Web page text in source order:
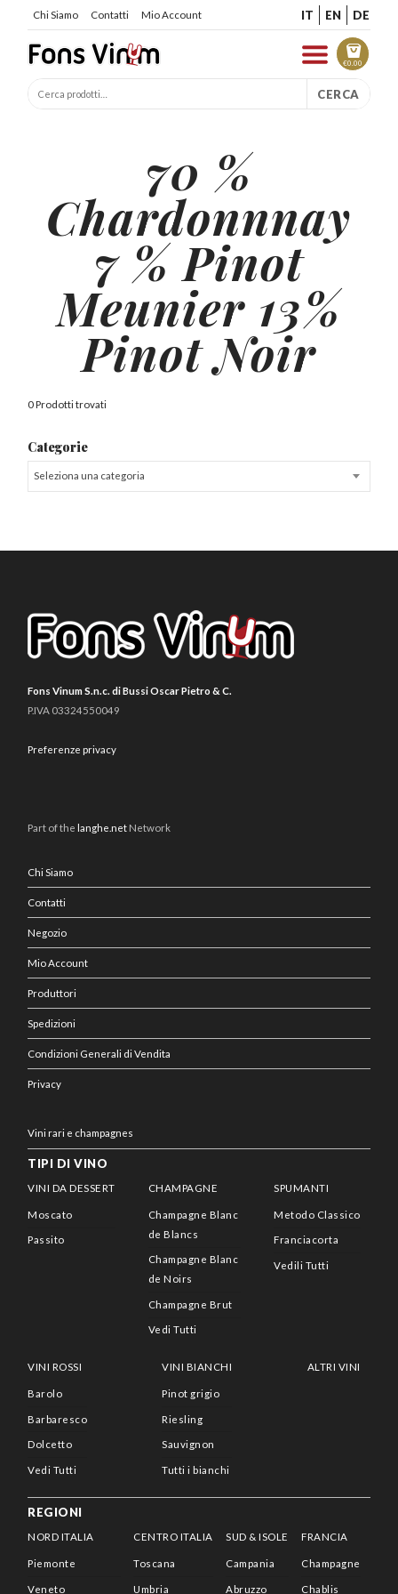
Chi Siamo Contatti Mio Account IT EN DE
€0.00
CERCA
70 %
Chardonnnay
7 % Pinot
Meunier 13%
Pinot Noir
0 Prodotti trovati
Categorie
Seleziona una categoria
Fons Vinum S.n.c. di Bussi Oscar Pietro & C.
P.IVA 03324550049
Preferenze privacy
Part of the langhe.net Network
Chi Siamo
Contatti
Negozio
Mio Account
Produttori
Spedizioni
Condizioni Generali di Vendita
Privacy
Vini rari e champagnes
TIPI DI VINO
VINI DA DESSERT
Moscato
Passito
CHAMPAGNE
Champagne Blanc
de Blancs
Champagne Blanc
de Noirs
Champagne Brut
Vedi Tutti
SPUMANTI
Metodo Classico
Franciacorta
Vedili Tutti
VINI ROSSI
Barolo
Barbaresco
Dolcetto
Vedi Tutti
VINI BIANCHI
Pinot grigio
Riesling
Sauvignon
Tutti i bianchi
ALTRI VINI
REGIONI
NORD ITALIA
Piemonte
Veneto
CENTRO ITALIA
Toscana
Umbria
SUD & ISOLE
Campania
Abruzzo
FRANCIA
Champagne
Chablis